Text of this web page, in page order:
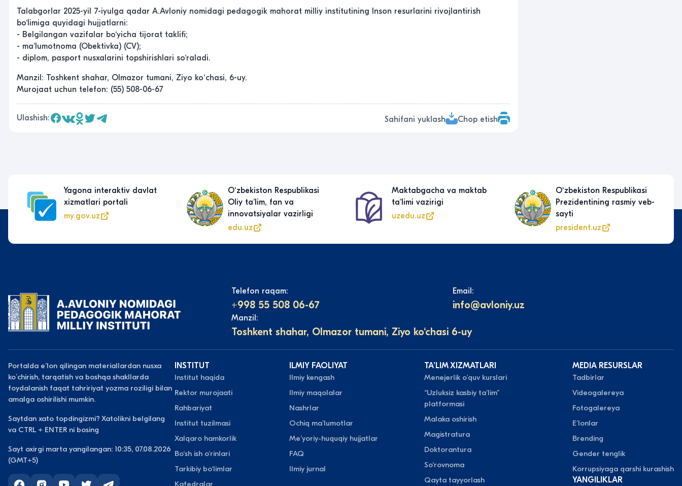
Talabgorlar 2025-yil 7-iyulga qadar A.Avloniy nomidagi pedagogik mahorat milliy institutining Inson resurlarini rivojlantirish
bo‘limiga quyidagi hujjatlarni:
- Belgilangan vazifalar bo‘yicha tijorat taklifi;
- maʼlumotnoma (Obektivka) (CV);
- diplom, pasport nusxalarini topshirishlari so‘raladi.
Manzil: Toshkent shahar, Olmazor tumani, Ziyo koʻchasi, 6-uy.
Murojaat uchun telefon: (55) 508-06-67
Ulashish: Sahifani yuklash Chop etish
Yagona interaktiv davlat
xizmatlari portali
my.gov.uz
Oʻzbekiston Respublikasi
Oliy taʼlim, fan va
innovatsiyalar vazirligi
edu.uz
Maktabgacha va maktab
taʼlimi vazirigi
uzedu.uz
Oʻzbekiston Respublikasi
Prezidentining rasmiy veb-
sayti
president.uz
Telefon raqam:
+998 55 508 06-67
Email:
info@avloniy.uz
Manzil:
Toshkent shahar, Olmazor tumani, Ziyo ko‘chasi 6-uy
Portalda eʼlon qilingan materiallardan nusxa
koʻchirish, tarqatish va boshqa shakllarda
foydalanish faqat tahririyat yozma roziligi bilan
amalga oshirilishi mumkin.
Saytdan xato topdingizmi? Xatolikni belgilang
va CTRL + ENTER ni bosing
Sayt oxirgi marta yangilangan: 10:35, 07.08.2026
(GMT+5)
INSTITUT
Institut haqida
Rektor murojaati
Rahbariyat
Institut tuzilmasi
Xalqaro hamkorlik
Bo‘sh ish o‘rinlari
Tarkibiy bo‘limlar
Kafedralar
ILMIY FAOLIYAT
Ilmiy kengash
Ilmiy maqolalar
Nashrlar
Ochiq maʼlumotlar
Meʼyoriy-huquqiy hujjatlar
FAQ
Ilmiy jurnal
TAʼLIM XIZMATLARI
Menejerlik o'quv kurslari
“Uzluksiz kasbiy taʼlim”
platformasi
Malaka oshirish
Magistratura
Doktorantura
So‘rovnoma
Qayta tayyorlash
MEDIA RESURSLAR
Tadbirlar
Videogalereya
Fotogalereya
Eʼlonlar
Brending
Gender tenglik
Korrupsiyaga qarshi kurashish
YANGILIKLAR